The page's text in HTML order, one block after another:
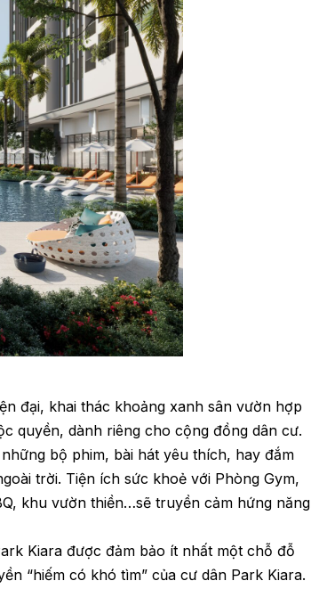
đại, khai thác khoảng xanh sân vườn hợp
quyền, dành riêng cho cộng đồng dân cư.
bộ phim, bài hát yêu thích, hay đắm
trời. Tiện ích sức khoẻ với Phòng Gym,
khu vườn thiền…sẽ truyền cảm hứng năng
Kiara được đảm bảo ít nhất một chỗ đỗ
“hiếm có khó tìm” của cư dân Park Kiara.